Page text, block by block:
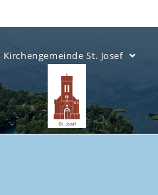
Kirchengemeinde St. Josef